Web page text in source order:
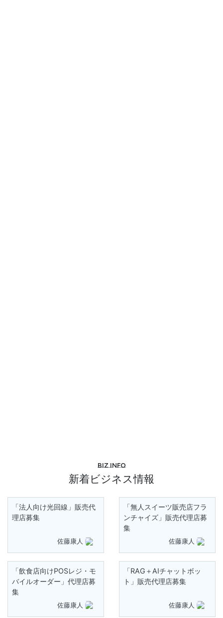
Biz info
新着ビジネス情報
「法人向け光回線」販売代
理店募集
佐藤康人
「無人スイーツ販売店フラ
ンチャイズ」販売代理店募
集
佐藤康人
「飲食店向けPOSレジ・モ
バイルオーダー」代理店募
集
佐藤康人
「RAG＋AIチャットボッ
ト」販売代理店募集
佐藤康人